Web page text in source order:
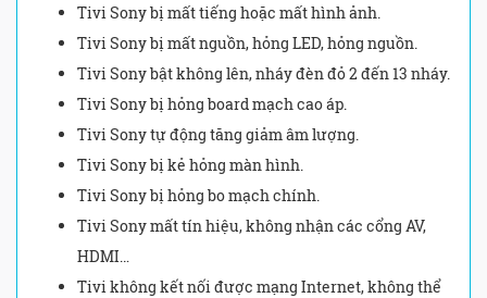
Tivi Sony bị mất tiếng hoặc mất hình ảnh.
Tivi Sony bị mất nguồn, hỏng LED, hỏng nguồn.
Tivi Sony bật không lên, nháy đèn đỏ 2 đến 13 nháy.
Tivi Sony bị hỏng board mạch cao áp.
Tivi Sony tự động tăng giảm âm lượng.
Tivi Sony bị kẻ hỏng màn hình.
Tivi Sony bị hỏng bo mạch chính.
Tivi Sony mất tín hiệu, không nhận các cổng AV,
HDMI…
Tivi không kết nối được mạng Internet, không thể